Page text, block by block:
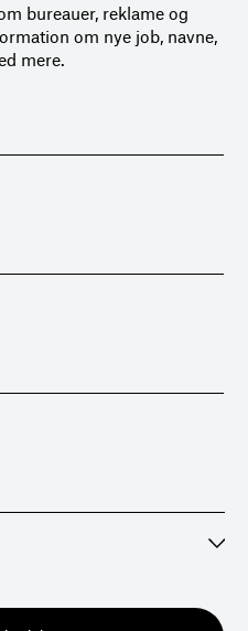
bureauer, reklame og
om nye job, navne,
mere.